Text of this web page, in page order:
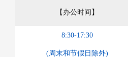
【办公时间】
8:30-17:30
(周末和节假日除外)